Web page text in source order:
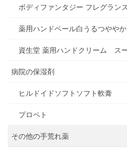
ボディファンタジー フレグラン
薬用ハンドベール白うるつやや
資生堂 薬用ハンドクリーム ス
病院の保湿剤
ヒルドイドソフトソフト軟膏
プロペト
その他の手荒れ薬